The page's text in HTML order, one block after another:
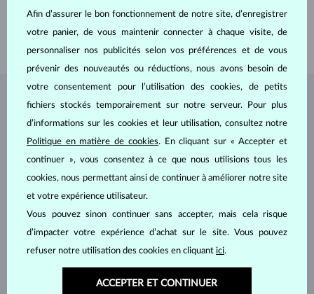
BIJOUX DEL'ATELIER KLENOTA
Afin d’assurer le bon fonctionnement de notre site, d’enregistrer
votre panier, de vous maintenir connecter à chaque visite, de
personnaliser nos publicités selon vos préférences et de vous
prévenir des nouveautés ou réductions, nous avons besoin de
votre consentement pour l’utilisation des cookies, de petits
fichiers stockés temporairement sur notre serveur. Pour plus
d’informations sur les cookies et leur utilisation, consultez notre
Politique en matière de cookies. En cliquant sur « Accepter et
continuer », vous consentez à ce que nous utilisions tous les
cookies, nous permettant ainsi de continuer à améliorer notre site
et votre expérience utilisateur.
Vous pouvez sinon continuer sans accepter, mais cela risque
d’impacter votre expérience d’achat sur le site. Vous pouvez
refuser notre utilisation des cookies en cliquant ici.
ACCEPTER ET CONTINUER